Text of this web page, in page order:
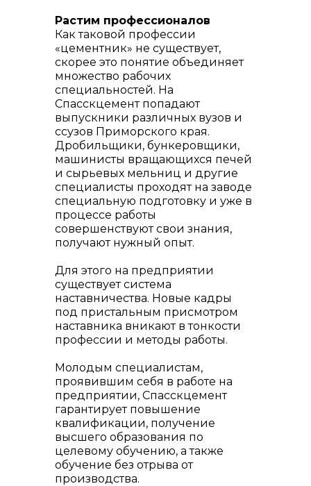
Контакты
+7 (423) 234 50 50
Растим профессионалов
Как таковой профессии
«цементник» не существует,
скорее это понятие объединяет
множество рабочих
специальностей. На
Спасскцемент попадают
выпускники различных вузов и
ссузов Приморского края.
Дробильщики, бункеровщики,
машинисты вращающихся печей
и сырьевых мельниц и другие
специалисты проходят на заводе
специальную подготовку и уже в
процессе работы
совершенствуют свои знания,
получают нужный опыт.
Для этого на предприятии
существует система
наставничества. Новые кадры
под пристальным присмотром
наставника вникают в тонкости
профессии и методы работы.
Молодым специалистам,
проявившим себя в работе на
предприятии, Спасскцемент
гарантирует повышение
квалификации, получение
высшего образования по
целевому обучению, а также
обучение без отрыва от
производства.